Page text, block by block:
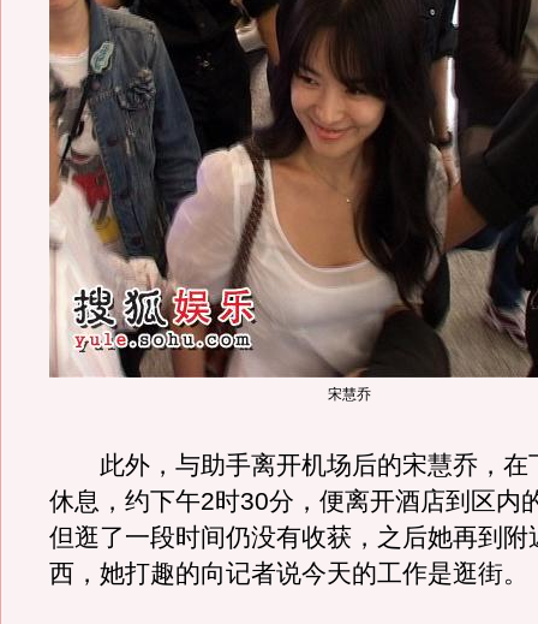
宋慧乔
此外，与助手离开机场后的宋慧乔，在
休息，约下午2时30分，便离开酒店到区内
但逛了一段时间仍没有收获，之后她再到附
西，她打趣的向记者说今天的工作是逛街。